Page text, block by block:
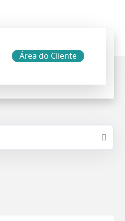
Área do Cliente